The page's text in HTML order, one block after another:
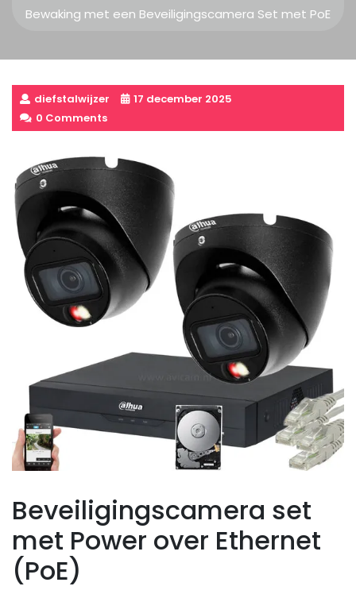
Bewaking met een Beveiligingscamera Set met PoE
diefstalwijzer
17 december 2025
0 Comments
Beveiligingscamera set
met Power over Ethernet
(PoE)